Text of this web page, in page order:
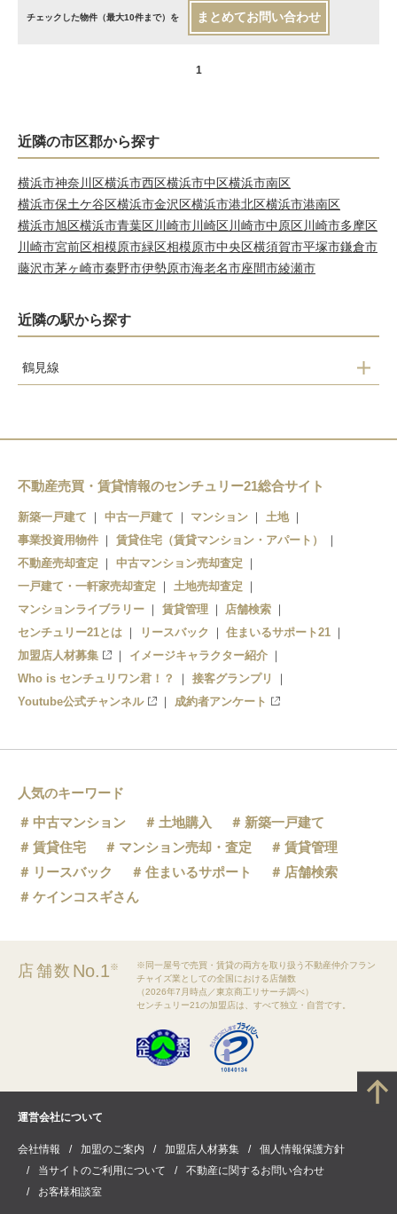
チェックした物件（最大10件まで）を まとめてお問い合わせ
1
近隣の市区郡から探す
横浜市神奈川区横浜市西区横浜市中区横浜市南区
横浜市保土ケ谷区横浜市金沢区横浜市港北区横浜市港南区
横浜市旭区横浜市青葉区川崎市川崎区川崎市中原区川崎市多摩区
川崎市宮前区相模原市緑区相模原市中央区横須賀市平塚市鎌倉市
藤沢市茅ヶ崎市秦野市伊勢原市海老名市座間市綾瀬市
近隣の駅から探す
鶴見線
扇町
不動産売買・賃貸情報のセンチュリー21総合サイト
新築一戸建て 中古一戸建て マンション
土地
事業投資用物件
賃貸住宅（賃貸マンション・アパート）
不動産売却査定
中古マンション売却査定
一戸建て・一軒家売却査定
土地売却査定
マンションライブラリー
賃貸管理
店舗検索
センチュリー21とは
リースバック
住まいるサポート21
加盟店人材募集
イメージキャラクター紹介
Who is センチュリワン君！？
接客グランプリ
Youtube公式チャンネル
成約者アンケート
人気のキーワード
中古マンション
土地購入
新築一戸建て
賃貸住宅
マンション売却・査定
賃貸管理
リースバック
住まいるサポート
店舗検索
ケインコスギさん
店舗数 No.1※
※同一屋号で売買・賃貸の両方を取り扱う不動産仲介フラン
チャイズ業としての全国における店舗数
（2026年7月時点／東京商工リサーチ調べ）
センチュリー21の加盟店は、すべて独立・自営です。
運営会社について
会社情報 加盟のご案内 加盟店人材募集
個人情報保護方針
当サイトのご利用について
不動産に関するお問い合わせ
お客様相談室